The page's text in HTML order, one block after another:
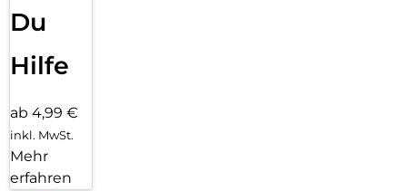
Du
Hilfe
ab 4,99 €
inkl. MwSt.
Mehr
erfahren